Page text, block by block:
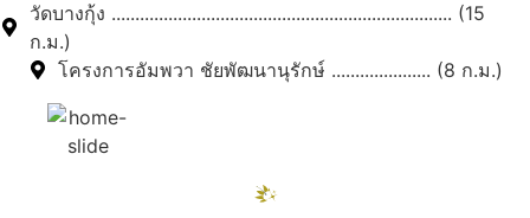
วัดบางกุ้ง ........................................................................ (15
ก.ม.)
โครงการอัมพวา ชัยพัฒนานุรักษ์ ..................... (8 ก.ม.)